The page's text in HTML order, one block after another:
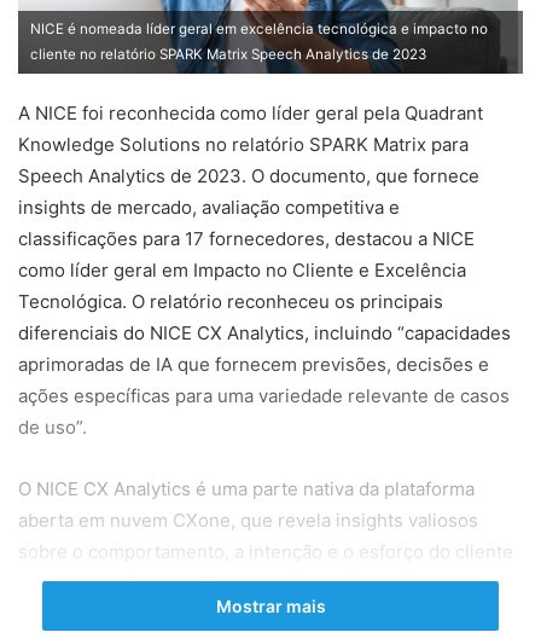
NICE é nomeada líder geral em excelência tecnológica e impacto no
cliente no relatório SPARK Matrix Speech Analytics de 2023
A NICE foi reconhecida como líder geral pela Quadrant
Knowledge Solutions no relatório SPARK Matrix para
Speech Analytics de 2023. O documento, que fornece
insights de mercado, avaliação competitiva e
classificações para 17 fornecedores, destacou a NICE
como líder geral em Impacto no Cliente e Excelência
Tecnológica. O relatório reconheceu os principais
diferenciais do NICE CX Analytics, incluindo “capacidades
aprimoradas de IA que fornecem previsões, decisões e
ações específicas para uma variedade relevante de casos
de uso”.
O NICE CX Analytics é uma parte nativa da plataforma
aberta em nuvem CXone, que revela insights valiosos
sobre o comportamento, a intenção e o esforço do cliente
com seus recursos avançados que ajudam as
organizações a oferecerem um atendimento superior ao
Mostrar mais